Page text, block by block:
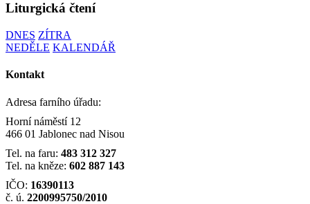
Liturgická čtení
DNES ZÍTRA
NEDĚLE KALENDÁŘ
Kontakt
Adresa farního úřadu:
Horní náměstí 12
466 01 Jablonec nad Nisou
Tel. na faru: 483 312 327
Tel. na kněze: 602 887 143
IČO: 16390113
č. ú. 2200995750/2010